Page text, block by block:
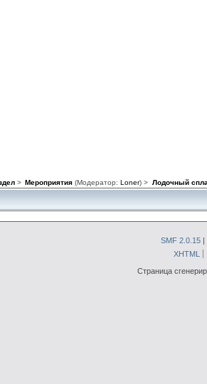
> Мероприятия (Модератор:Loner) > Лодочный
SMF 2.0.15|
XHTML
Страница